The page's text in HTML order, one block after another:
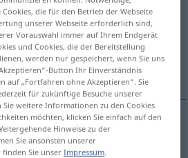
anklicken/antippen)
) mniejszy
die für den Betrieb der Webseite
unserer Webseite erforderlich sind,
Vorauswahl immer auf Ihrem Endgerät
und Cookies, die der Bereitstellung
werden nur gespeichert, wenn Sie uns
Button Ihr Einverständnis
auf „Fortfahren ohne Akzeptieren“. Sie
für zukünftige Besuche unserer
weitere Informationen zu den Cookies
möchten, klicken Sie einfach auf den
Hinweise zu der
Sie ansonsten unserer
finden Sie unserImpressum.